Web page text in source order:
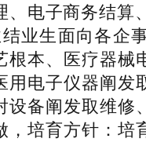
电子商务结算
业生面向各企
本、医疗器械
电子仪器阐发
备阐发取维修
培育方针：培